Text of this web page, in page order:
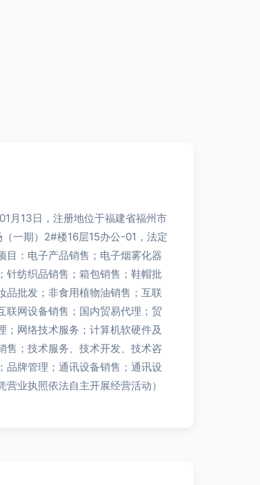
月13日，注册地位于福建省福州市
一期）2#楼16层15办公-01，法定
目：电子产品销售；电子烟雾化器
针纺织品销售；箱包销售；鞋帽批
品批发；非食用植物油销售；互联
联网设备销售；国内贸易代理；贸
；网络技术服务；计算机软硬件及
售；技术服务、技术开发、技术咨
品牌管理；通讯设备销售；通讯设
业执照依法自主开展经营活动）